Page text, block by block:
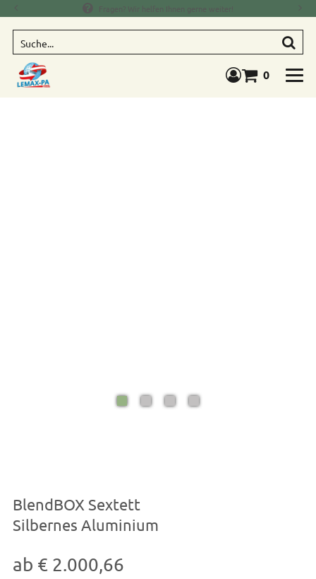
Fragen? Wir helfen Ihnen gerne weiter!
Warenkorb
0
BlendBOX Sextett
Silbernes Aluminium
ab € 2.000,66